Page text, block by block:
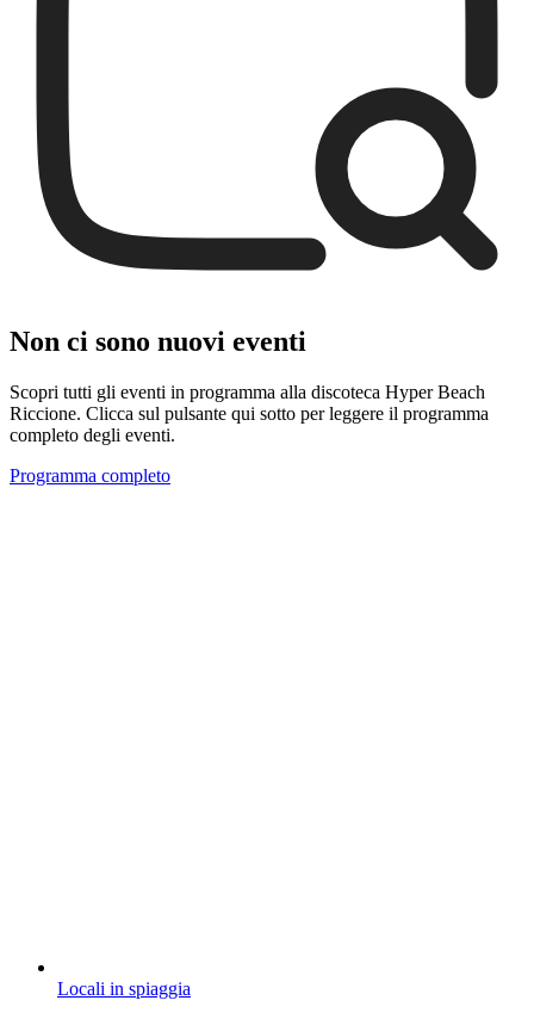
Non ci sono nuovi eventi
Scopri tutti gli eventi in programma alla discoteca Hyper Beach
Riccione. Clicca sul pulsante qui sotto per leggere il programma
completo degli eventi.
Programma completo
Locali in spiaggia